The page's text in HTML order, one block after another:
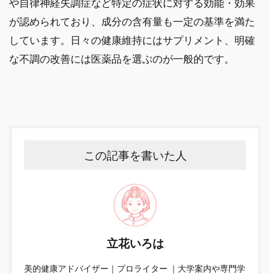
や自律神経失調症など特定の症状に対する効能・効果
が認められており、成分の含有量も一定の基準を満た
しています。日々の健康維持にはサプリメント、明確
な不調の改善には医薬品を選ぶのが一般的です。
この記事を書いた人
立花いろは
美的健康アドバイザー｜プロライター ｜大学案内や専門学